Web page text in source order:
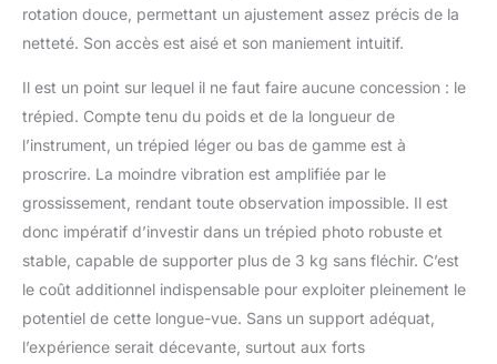
rotation douce, permettant un ajustement assez précis de la
netteté. Son accès est aisé et son maniement intuitif.
Il est un point sur lequel il ne faut faire aucune concession : le
trépied. Compte tenu du poids et de la longueur de
l’instrument, un trépied léger ou bas de gamme est à
proscrire. La moindre vibration est amplifiée par le
grossissement, rendant toute observation impossible. Il est
donc impératif d’investir dans un trépied photo robuste et
stable, capable de supporter plus de 3 kg sans fléchir. C’est
le coût additionnel indispensable pour exploiter pleinement le
potentiel de cette longue-vue. Sans un support adéquat,
l’expérience serait décevante, surtout aux forts